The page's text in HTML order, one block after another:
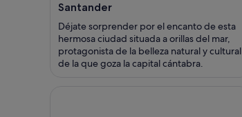
Santander
Déjate sorprender por el encanto de esta
hermosa ciudad situada a orillas del mar,
protagonista de la belleza natural y cultural
de la que goza la capital cántabra.